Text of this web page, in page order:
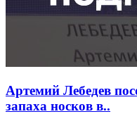
Артемий Лебедев
запаха носков в..